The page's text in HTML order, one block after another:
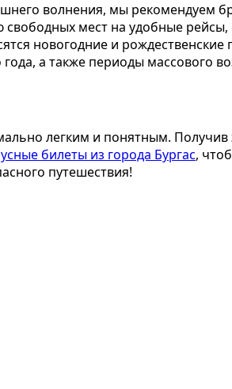
волнения, мы рекомендуем
свободных мест на удобные
новогодние и
а также периоды массового
легким и понятным.
билеты из города Бургас,
путешествия!